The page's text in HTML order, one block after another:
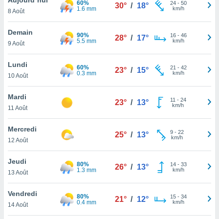
et
»,
au
vous
qu'ils
ou
le
ainsi
un
la
du
8 Août
60%
1.6 mm
30° / 18° 24- 50
km/h
Demain
9 Août
90%
5.5 mm
28° / 17° 16- 46
km/h
Lundi
10 Août
60%
0.3 mm
23° / 15° 21 - 42
km/h
Mardi
11 Août
23° / 13° 11 - 24
km/h
Mercredi
12 Août
25° / 13° 9- 22
km/h
Jeudi
13 Août
80%
1.3 mm
26° / 13° 14- 33
km/h
Vendredi
14 Août
80%
0.4 mm
21° / 12° 15- 34
km/h